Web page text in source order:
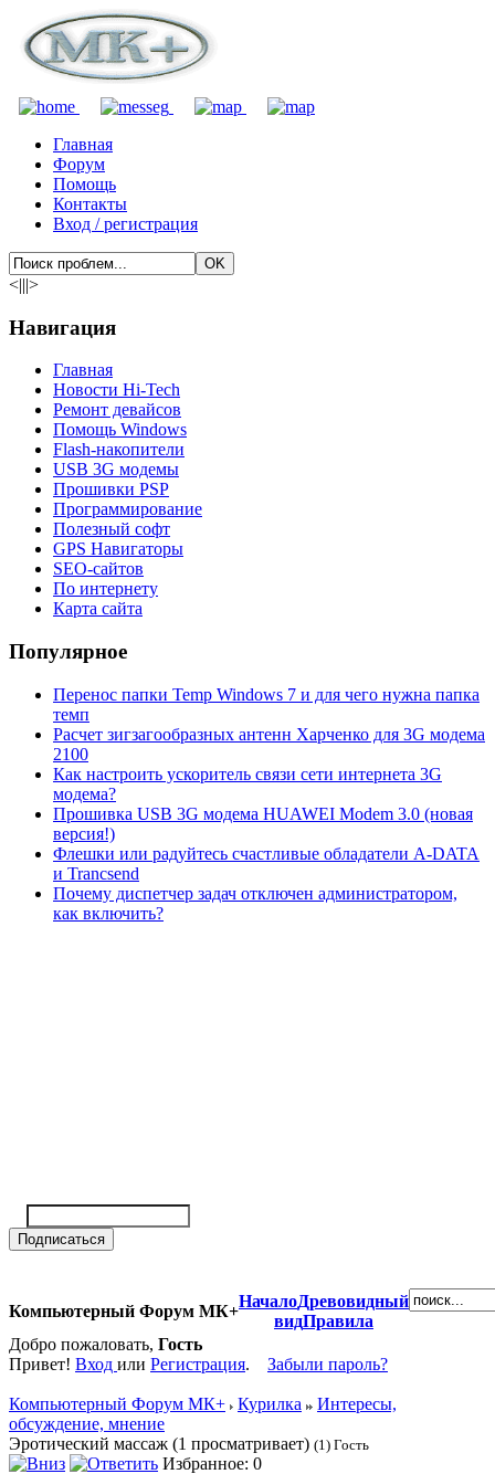
Главная
Форум
Помощь
Контакты
Вход / регистрация
<|||>
Навигация
Главная
Новости Hi-Tech
Ремонт девайсов
Помощь Windows
Flash-накопители
USB 3G модемы
Прошивки PSP
Программирование
Полезный софт
GPS Навигаторы
SEO-сайтов
По интернету
Карта сайта
Популярное
Перенос папки Temp Windows 7 и для чего нужна папка
темп
Расчет зигзагообразных антенн Харченко для 3G модема
2100
Как настроить ускоритель связи сети интернета 3G
модема?
Прошивка USB 3G модема HUAWEI Modem 3.0 (новая
версия!)
Флешки или радуйтесь счастливые обладатели A-DATA
и Trancsend
Почему диспетчер задач отключен администратором,
как включить?
Компьютерный Форум МК+
НачалоДревовидный
видПравила
Добро пожаловать, Гость
Привет! Вход или Регистрация. Забыли пароль?
Компьютерный Форум МК+ Курилка
Интересы,
обсуждение, мнение
Эротический массаж (1 просматривает) (1) Гость
Избранное: 0